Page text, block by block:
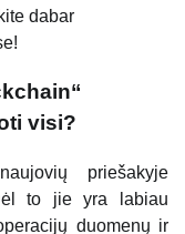
dabar
visi?
priešakyje
to jie yra labiau
duomenų ir